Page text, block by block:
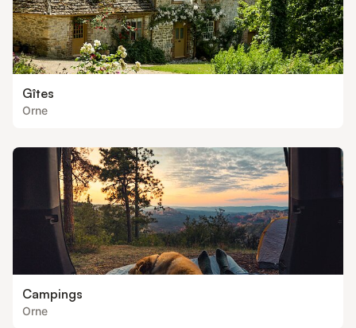
Gîtes
Orne
Campings
Orne